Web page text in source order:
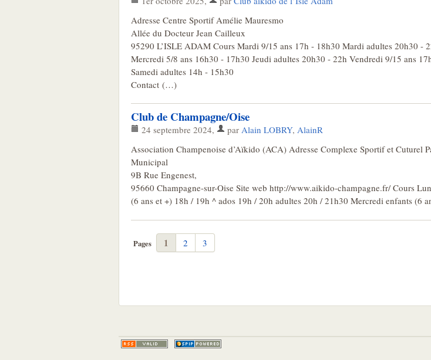
Adresse Centre Sportif Amélie Mauresmo
Allée du Docteur Jean Cailleux
95290 L’ISLE ADAM Cours Mardi 9/15 ans 17h - 18h30 Mardi adultes 20h30 -
Mercredi 5/8 ans 16h30 - 17h30 Jeudi adultes 20h30 - 22h Vendredi 9/15 ans
Samedi adultes 14h - 15h30
Contact (…)
Club de Champagne/Oise
24 septembre 2024, par Alain LOBRY, AlainR
Association Champenoise d’Aïkido (ACA) Adresse Complexe Sportif et Cuturel
Municipal
9B Rue Engenest,
95660 Champagne-sur-Oise Site web http://www.aikido-champagne.fr/ Cours
(6 ans et +) 18h / 19h ^ ados 19h / 20h adultes 20h / 21h30 Mercredi enfants (6
Pages 1 2 3